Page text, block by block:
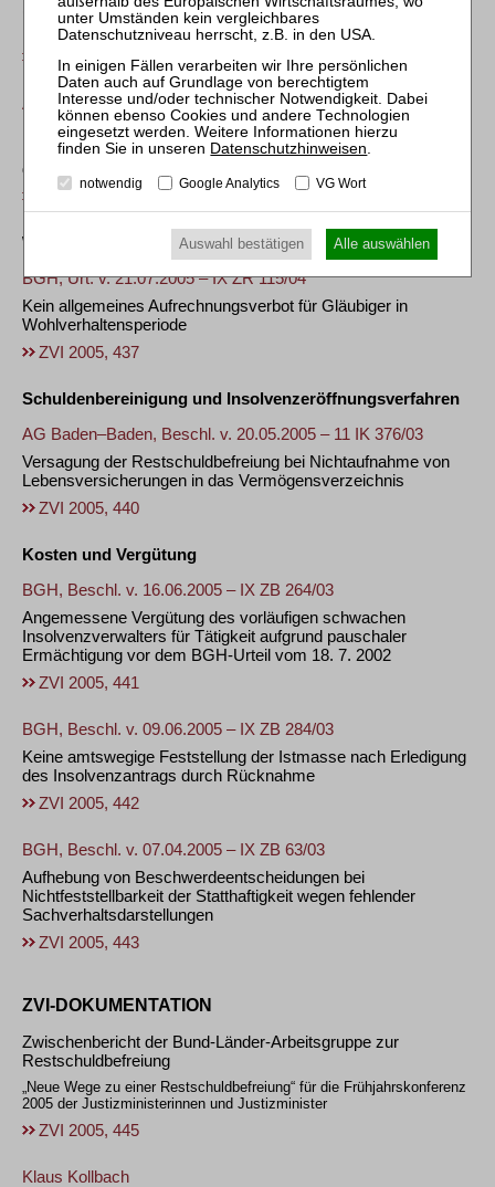
(Regel-)Insolvenzantrags mangels Masse ohne besondere
Begründung
ZVI 2005, 435
AG Hamburg, Beschl. v. 14.07.2005 – 67b IN 163/05
Keine Unterbrechung des Insolvenzantragsverfahrens gegen
BGB-Gesellschafter durch Insolvenzeröffnung über Vermögen
der GbR
ZVI 2005, 436
Wohlverhaltensperiode und Restschuldbefreiung
BGH, Urt. v. 21.07.2005 – IX ZR 115/04
Kein allgemeines Aufrechnungsverbot für Gläubiger in
Wohlverhaltensperiode
ZVI 2005, 437
Schuldenbereinigung und Insolvenzeröffnungsverfahren
AG Baden–Baden, Beschl. v. 20.05.2005 – 11 IK 376/03
Versagung der Restschuldbefreiung bei Nichtaufnahme von
Lebensversicherungen in das Vermögensverzeichnis
ZVI 2005, 440
Kosten und Vergütung
BGH, Beschl. v. 16.06.2005 – IX ZB 264/03
Angemessene Vergütung des vorläufigen schwachen
Insolvenzverwalters für Tätigkeit aufgrund pauschaler
Ermächtigung vor dem BGH-Urteil vom 18. 7. 2002
ZVI 2005, 441
BGH, Beschl. v. 09.06.2005 – IX ZB 284/03
Keine amtswegige Feststellung der Istmasse nach Erledigung
des Insolvenzantrags durch Rücknahme
ZVI 2005, 442
BGH, Beschl. v. 07.04.2005 – IX ZB 63/03
Aufhebung von Beschwerdeentscheidungen bei
Nichtfeststellbarkeit der Statthaftigkeit wegen fehlender
Sachverhaltsdarstellungen
ZVI 2005, 443
ZVI-DOKUMENTATION
Zwischenbericht der Bund-Länder-Arbeitsgruppe zur
Restschuldbefreiung
„Neue Wege zu einer Restschuldbefreiung“ für die Frühjahrskonferenz
2005 der Justizministerinnen und Justizminister
ZVI 2005, 445
Klaus Kollbach
Datenschutzhinweisen.
notwendig Google Analytics VG Wort
Auswahl bestätigen Alle auswählen